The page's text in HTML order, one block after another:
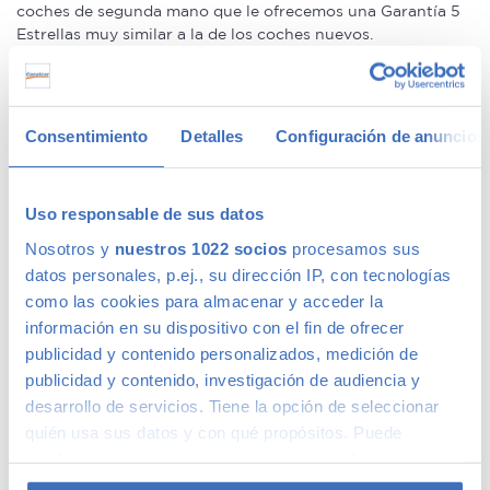
Consentimiento Detalles Configuración de anuncios
Uso responsable de sus datos
Nosotros y nuestros 1022 socios procesamos sus
datos personales, p.ej., su dirección IP, con tecnologías
como las cookies para almacenar y acceder la
información en su dispositivo con el fin de ofrecer
publicidad y contenido personalizados, medición de
publicidad y contenido, investigación de audiencia y
desarrollo de servicios. Tiene la opción de seleccionar
quién usa sus datos y con qué propósitos. Puede
momento desde la Declaración de cookies o clicando en
coches de segunda mano que le ofrecemos una Garantía 5
Estrellas muy similar a la de los coches nuevos.
Concesionario de ocasión multimarca
que mejor se adapte a tus necesidades, con la mejor
relación calidad-precio. O si lo prefieres, ven a vernos y te
aconsejamos.
Calidad Canalcar